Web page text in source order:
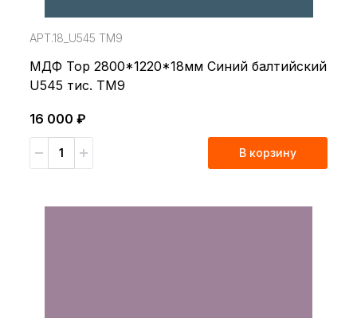
АРТ.18_U545 TM9
МДФ Top 2800*1220*18мм Синий балтийский
U545 тис. TM9
16 000 ₽
В корзину